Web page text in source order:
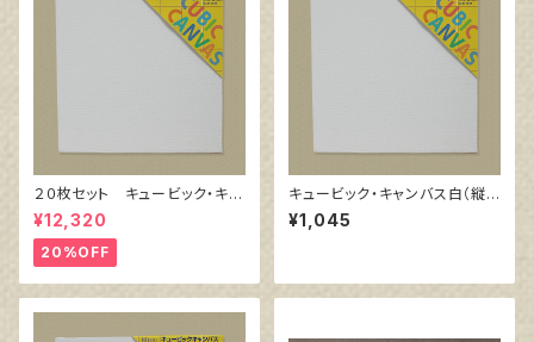
２０枚セット キュービック・キャ
ンバス白（縦200㎜×横200㎜×
厚38㎜）
¥12,320
20%OFF
キュービック・キャンバス白（縦3
00㎜×横300㎜×厚38㎜）
¥1,045